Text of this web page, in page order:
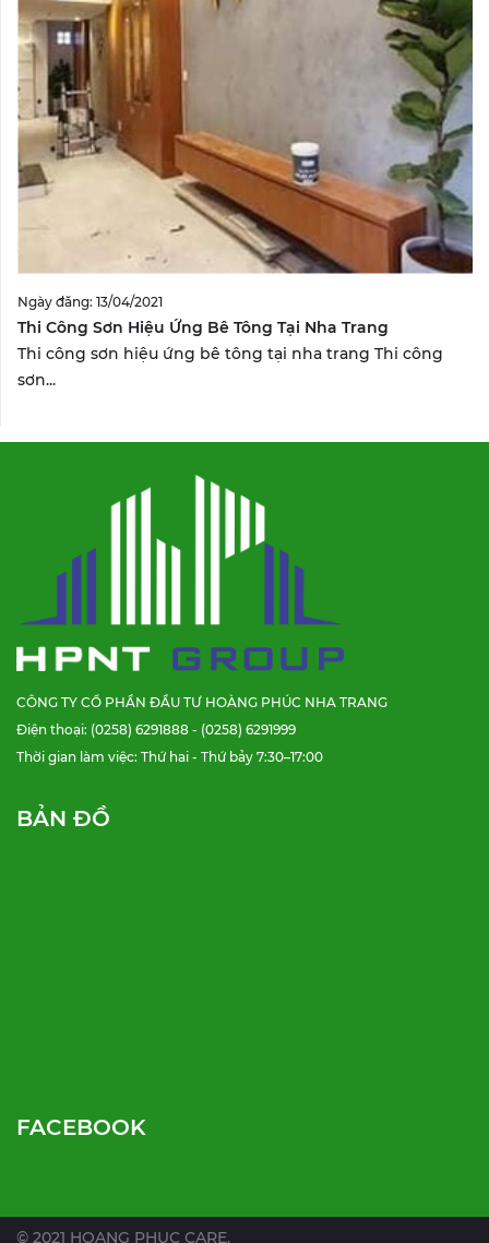
Ngày đăng: 13/04/2021
Thi Công Sơn Hiệu Ứng Bê Tông Tại Nha Trang
Thi công sơn hiệu ứng bê tông tại nha trang Thi công
sơn...
CÔNG TY CỔ PHẦN ĐẦU TƯ HOÀNG PHÚC NHA TRANG
Điện thoại: (0258) 6291888 - (0258) 6291999
Thời gian làm việc: Thứ hai - Thứ bảy 7:30–17:00
BẢN ĐỒ
FACEBOOK
© 2021 HOANG PHUC CARE.